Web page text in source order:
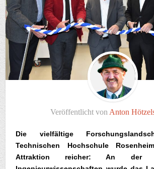
Veröffentlicht von Anton
Die vielfältige
Technischen Hochschule
Attraktion reicher: An der